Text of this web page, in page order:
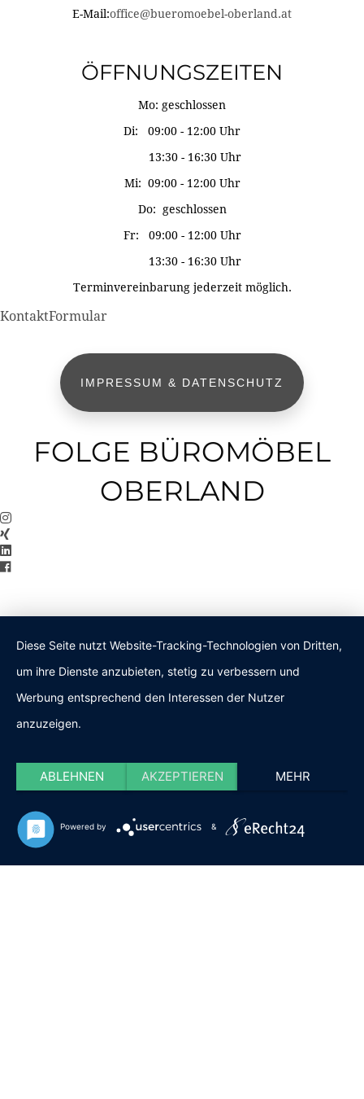
E-Mail:office@bueromoebel-oberland.at
ÖFFNUNGSZEITEN
Mo: geschlossen
Di: 09:00 - 12:00 Uhr
13:30 - 16:30 Uhr
Mi: 09:00 - 12:00 Uhr
Do: geschlossen
Fr: 09:00 - 12:00 Uhr
13:30 - 16:30 Uhr
Terminvereinbarung jederzeit möglich.
KontaktFormular
IMPRESSUM & DATENSCHUTZ
FOLGE BÜROMÖBEL
OBERLAND
Diese Seite nutzt Website-Tracking-Technologien von Dritten,
um ihre Dienste anzubieten, stetig zu verbessern und
Werbung entsprechend den Interessen der Nutzer
anzuzeigen.
ABLEHNEN AKZEPTIEREN MEHR
Powered by &